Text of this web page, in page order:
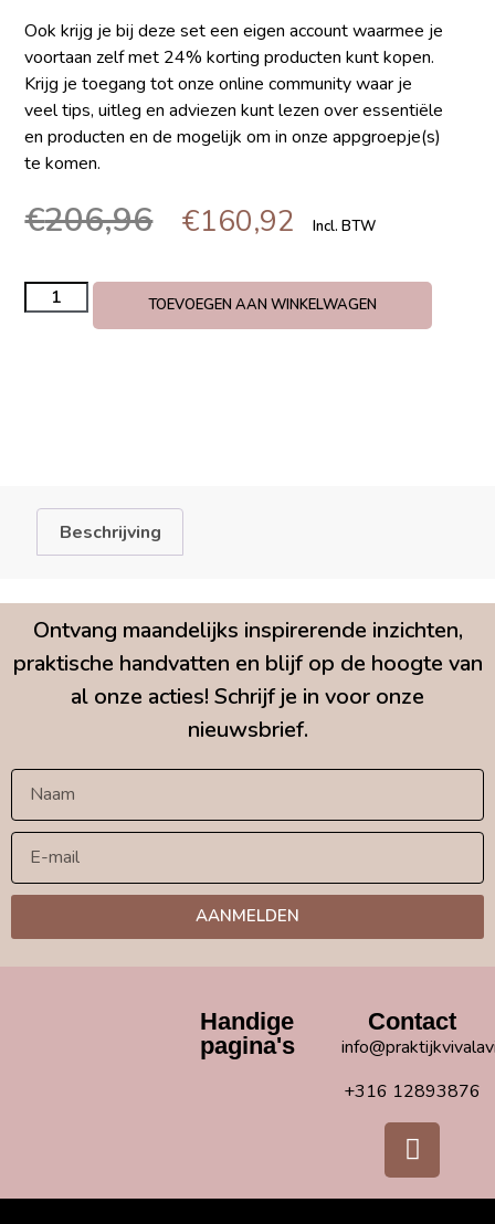
Ook krijg je bij deze set eeneigen accountwaarmee je
voortaan zelf met 24% korting producten kunt kopen.
Krijg je toegang tot onzeonline communitywaar je
veel tips, uitleg en adviezen kunt lezen over essentiële
en producten en de mogelijk om in onzeappgroepje(s)
te komen.
€206,96 €160,92 Incl. BTW
TOEVOEGEN AAN WINKELWAGEN
Beschrijving
Ontvang maandelijks inspirerende inzichten,
praktische handvatten en blijf op de hoogte van
al onze acties! Schrijf je in voor onze
nieuwsbrief.
AANMELDEN
Handige
pagina's
Contact
+316 12893876